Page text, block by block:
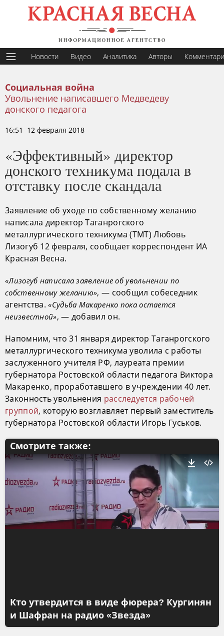
Новости Видео Аналитика Авторы
Социальная война
Увольнение написавшего Медведеву
донского педагога
16:51 12 февраля 2018
«Эффективный» директор
донского техникума подала в
отставку после скандала
Заявление об уходе по собственному желанию
написала директор Таганрогского
металлургического техникума (ТМТ) Любовь
Лизогуб 12 февраля, сообщает корреспондент ИА
Красная Весна.
«Лизогуб написала заявление об увольнении по
собственному желанию», — сообщил собеседник
агентства.«Судьба Макаренко пока остается
неизвестной», — добавил он.
Напомним, что 31 января директор Таганрогского
металлургического техникума уволила с работы
заслуженного учителя РФ, лауреата премии
губернатора Ростовской области педагога Виктора
Макаренко, проработавшего в учреждении 40 лет.
Законность увольнения расследуется рабочей
группой, которую возглавляет первый заместитель
губернатора Ростовской области Игорь Гуськов.
Смотрите также:
Кто утвердится в виде фюрера? Кургинян
и Шафран на радио «Звезда»